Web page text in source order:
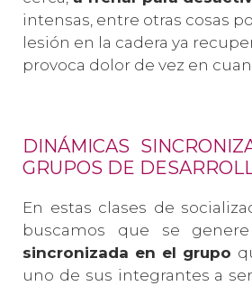
intensas, entre otras cosas
lesión en la cadera ya
provoca dolor de vez en
DINÁMICAS
GRUPOS DE
En estas clases de
buscamos que se
sincronizada en el grupo
uno de sus integrantes a